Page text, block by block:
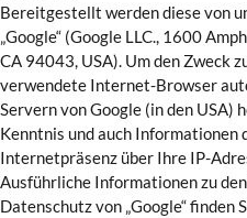
Bereitgestellt werden diese von
„Google“ (Google LLC., 1600
CA 94043, USA). Um den Zweck
verwendete Internet-Browser
Servern von Google (in den USA)
Kenntnis und auch Informationen
Internetpräsenz über Ihre IP-
Ausführliche Informationen zu
Datenschutz von „Google“ finden